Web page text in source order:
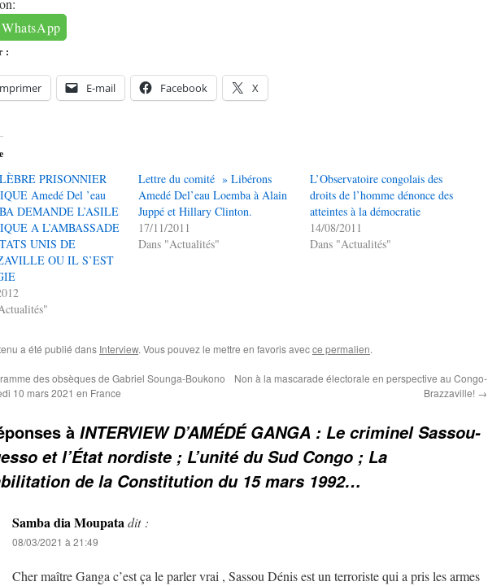
WhatsApp
:
E-mail Facebook X
PRISONNIER
Amedé Del ’eau
DEMANDE L’ASILE
A L’AMBASSADE
UNIS DE
OU IL S’EST
Lettre du comité » Libérons
Amedé Del’eau Loemba à Alain
Juppé et Hillary Clinton.
17/11/2011
Dans "Actualités"
L’Observatoire congolais des
droits de l’homme dénonce des
atteintes à la démocratie
14/08/2011
Dans "Actualités"
a été publié dans Interview. Vous pouvez le mettre en favoris avecce permalien.
des obsèques de Gabriel Sounga-Boukono
10 mars 2021 en France
Non à la mascarade électorale en perspective au Congo-
Brazzaville! →
à INTERVIEW D’AMÉDÉ GANGA : Le criminel Sassou-
et l’État nordiste ; L’unité du Sud Congo ; La
de la Constitution du 15 mars 1992…
Samba dia Moupatadit :
08/03/2021 à 21:49
Cher maître Ganga c’est ça le parler vrai , Sassou Dénis est un terroriste qui a pris les armes